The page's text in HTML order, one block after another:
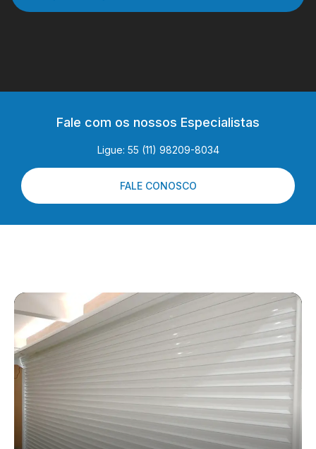
Fale com os nossos Especialistas
Ligue: 55 (11) 98209-8034
FALE CONOSCO